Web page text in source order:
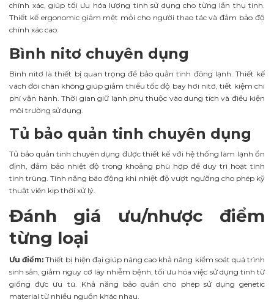
chính xác, giúp tối ưu hóa lượng tinh sử dụng cho từng lần thụ tinh.
Thiết kế ergonomic giảm mệt mỏi cho người thao tác và đảm bảo độ
chính xác cao.
Bình nitơ chuyên dụng
Bình nitơ là thiết bị quan trọng để bảo quản tinh đông lạnh. Thiết kế
vách đôi chân không giúp giảm thiểu tốc độ bay hơi nitơ, tiết kiệm chi
phí vận hành. Thời gian giữ lạnh phụ thuộc vào dung tích và điều kiện
môi trường sử dụng.
Tủ bảo quản tinh chuyên dụng
Tủ bảo quản tinh chuyên dụng được thiết kế với hệ thống làm lạnh ổn
định, đảm bảo nhiệt độ trong khoảng phù hợp để duy trì hoạt tính
tinh trùng. Tính năng báo động khi nhiệt độ vượt ngưỡng cho phép kỹ
thuật viên kịp thời xử lý.
Đánh giá ưu/nhược điểm
từng loại
Ưu điểm: Thiết bị hiện đại giúp nâng cao khả năng kiểm soát quá trình
sinh sản, giảm nguy cơ lây nhiễm bệnh, tối ưu hóa việc sử dụng tinh từ
giống đực ưu tú. Khả năng bảo quản cho phép sử dụng genetic
material từ nhiều nguồn khác nhau.